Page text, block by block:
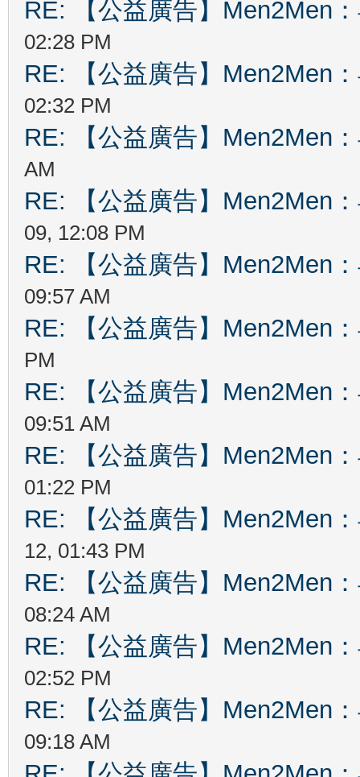
RE: 【公益廣告】Men2Men
02:28 PM
RE: 【公益廣告】Men2Men
02:32 PM
RE: 【公益廣告】Men2Men
AM
RE: 【公益廣告】Men2Men
09, 12:08 PM
RE: 【公益廣告】Men2Men
09:57 AM
RE: 【公益廣告】Men2Men
PM
RE: 【公益廣告】Men2Men
09:51 AM
RE: 【公益廣告】Men2Men
01:22 PM
RE: 【公益廣告】Men2Men
12, 01:43 PM
RE: 【公益廣告】Men2Men
08:24 AM
RE: 【公益廣告】Men2Men
02:52 PM
RE: 【公益廣告】Men2Men
09:18 AM